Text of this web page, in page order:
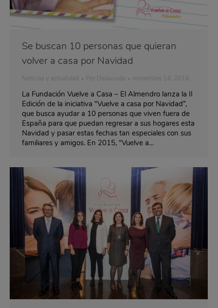
Se buscan 10 personas que quieran
volver a casa por Navidad
Noticias y actualidad Por Delaviuda noviembre 14, 2016
La Fundación Vuelve a Casa – El Almendro lanza la II
Edición de la iniciativa “Vuelve a casa por Navidad”,
que busca ayudar a 10 personas que viven fuera de
España para que puedan regresar a sus hogares esta
Navidad y pasar estas fechas tan especiales con sus
familiares y amigos. En 2015, “Vuelve a…